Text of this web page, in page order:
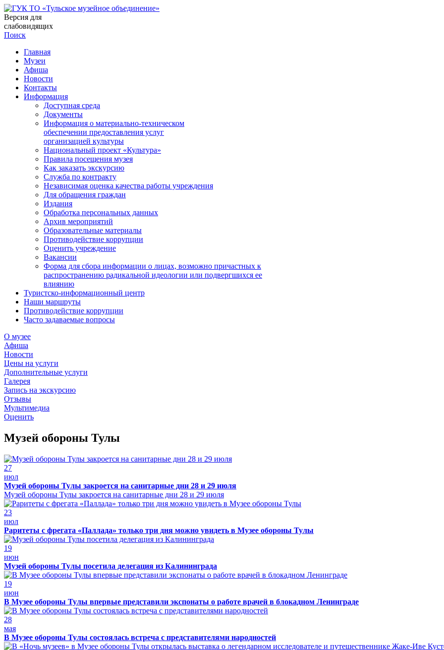
Версия для
слабовидящих
Поиск
Главная
Музеи
Афиша
Новости
Контакты
Информация
Доступная среда
Документы
Информация о материально-техническом
обеспечении предоставления услуг
организацией культуры
Национальный проект «Культура»
Правила посещения музея
Как заказать экскурсию
Служба по контракту
Независимая оценка качества работы учреждения
Для обращения граждан
Издания
Обработка персональных данных
Архив мероприятий
Образовательные материалы
Противодействие коррупции
Оценить учреждение
Вакансии
Форма для сбора информации о лицах, возможно причастных к
распространению радикальной идеологии или подвергшихся ее
влиянию
Туристско-информационный центр
Наши маршруты
Противодействие коррупции
Часто задаваемые вопросы
О музее
Афиша
Новости
Цены на услуги
Дополнительные услуги
Галерея
Запись на экскурсию
Отзывы
Мультимедиа
Оценить
Музей обороны Тулы
27
июл
Музей обороны Тулы закроется на санитарные дни 28 и 29 июля
Музей обороны Тулы закроется на санитарные дни 28 и 29 июля
23
июл
Раритеты с фрегата «Паллада» только три дня можно увидеть в Музее обороны Тулы
19
июн
Музей обороны Тулы посетила делегация из Калининграда
19
июн
В Музее обороны Тулы впервые представили экспонаты о работе врачей в блокадном Ленинграде
28
мая
В Музее обороны Тулы состоялась встреча с представителями народностей